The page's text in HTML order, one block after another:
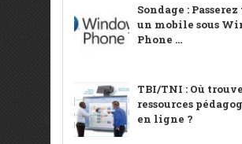
Sondage : Passerez
un mobile sous
Phone ...
TBI/TNI : Où
ressources
en ligne ?